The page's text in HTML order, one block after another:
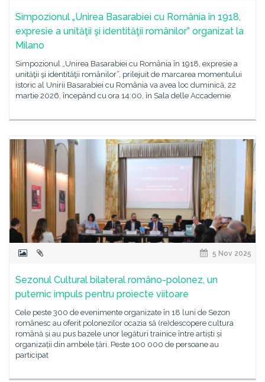
Simpozionul „Unirea Basarabiei cu România în 1918,
expresie a unităţii şi identităţii românilor” organizat la
Milano
Simpozionul „Unirea Basarabiei cu România în 1918, expresie a
unităţii şi identităţii românilor”, prilejuit de marcarea momentului
istoric al Unirii Basarabiei cu România va avea loc duminică, 22
martie 2026, începând cu ora 14:00, în Sala delle Accademie
5 Nov 2025
Sezonul Cultural bilateral româno-polonez, un
puternic impuls pentru proiecte viitoare
Cele peste 300 de evenimente organizate în 18 luni de Sezon
românesc au oferit polonezilor ocazia să (re)descopere cultura
română și au pus bazele unor legături trainice între artiști și
organizații din ambele țări. Peste 100 000 de persoane au
participat